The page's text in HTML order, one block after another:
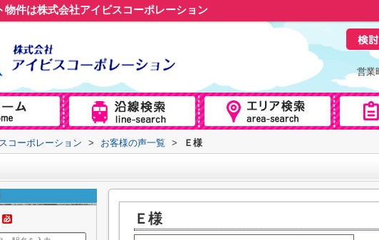
物件は株式会社アイビスコーポレーション
営業
コーポレーション > お客様の声一覧 > Ｅ様
Ｅ様